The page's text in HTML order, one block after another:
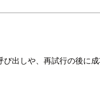
出しや、再試行の後に